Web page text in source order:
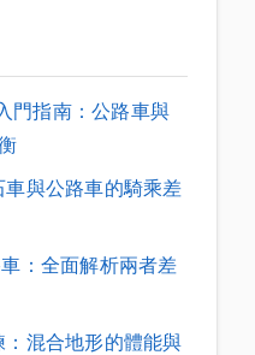
門指南：公路車與
與公路車的騎乘差
：全面解析兩者差
混合地形的體能與